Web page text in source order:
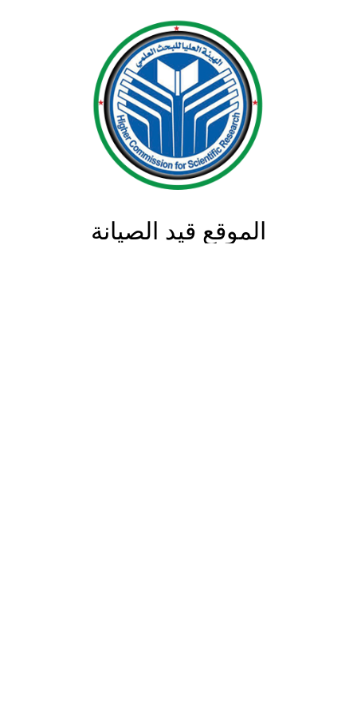
الموقع قيد الصيانة